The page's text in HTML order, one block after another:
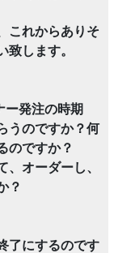
これからありそ
致します。
発注の時期
うのですか？何
のですか？
、オーダーし、
？
了にするのです